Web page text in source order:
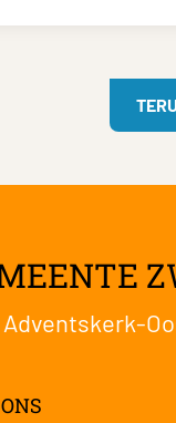
Adventskerk-